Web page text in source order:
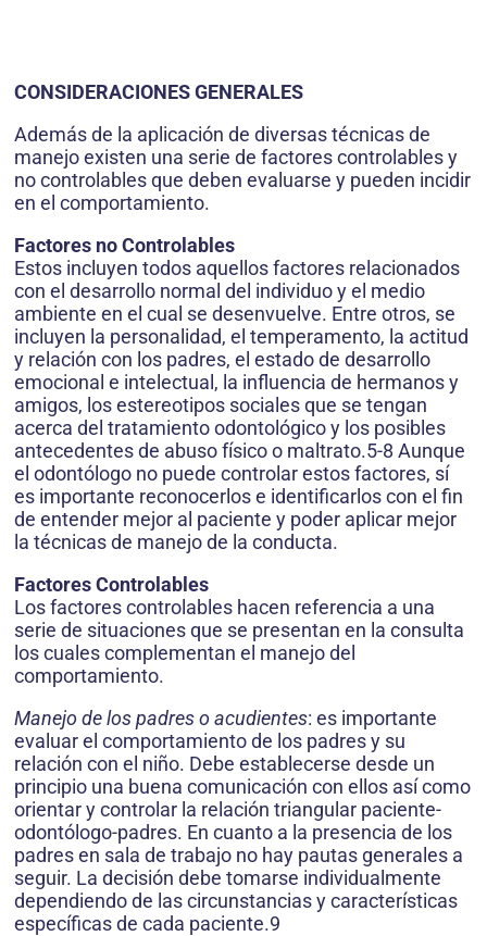
CONSIDERACIONES GENERALES
Además de la aplicación de diversas técnicas de
manejo existen una serie de factores controlables y
no controlables que deben evaluarse y pueden incidir
en el comportamiento.
Factores no Controlables
Estos incluyen todos aquellos factores relacionados
con el desarrollo normal del individuo y el medio
ambiente en el cual se desenvuelve. Entre otros, se
incluyen la personalidad, el temperamento, la actitud
y relación con los padres, el estado de desarrollo
emocional e intelectual, la influencia de hermanos y
amigos, los estereotipos sociales que se tengan
acerca del tratamiento odontológico y los posibles
antecedentes de abuso físico o maltrato.5-8 Aunque
el odontólogo no puede controlar estos factores, sí
es importante reconocerlos e identificarlos con el fin
de entender mejor al paciente y poder aplicar mejor
la técnicas de manejo de la conducta.
Factores Controlables
Los factores controlables hacen referencia a una
serie de situaciones que se presentan en la consulta
los cuales complementan el manejo del
comportamiento.
Manejo de los padres o acudientes: es importante
evaluar el comportamiento de los padres y su
relación con el niño. Debe establecerse desde un
principio una buena comunicación con ellos así como
orientar y controlar la relación triangular paciente-
odontólogo-padres. En cuanto a la presencia de los
padres en sala de trabajo no hay pautas generales a
seguir. La decisión debe tomarse individualmente
dependiendo de las circunstancias y características
específicas de cada paciente.9